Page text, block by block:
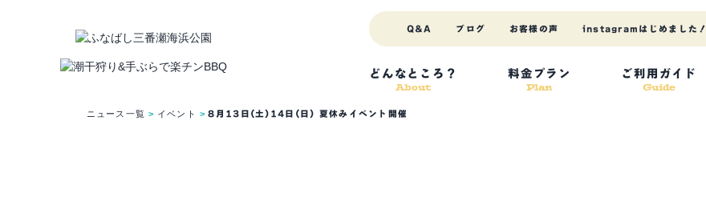
Q&A ブログ お客様の声 instagram はじめました！
どんなところ？
About
料金プラン
Plan
ご利用ガイド
Guide
News
ニュース一覧 イベント 8月13日(土)14日(日) 夏休みイベント開催